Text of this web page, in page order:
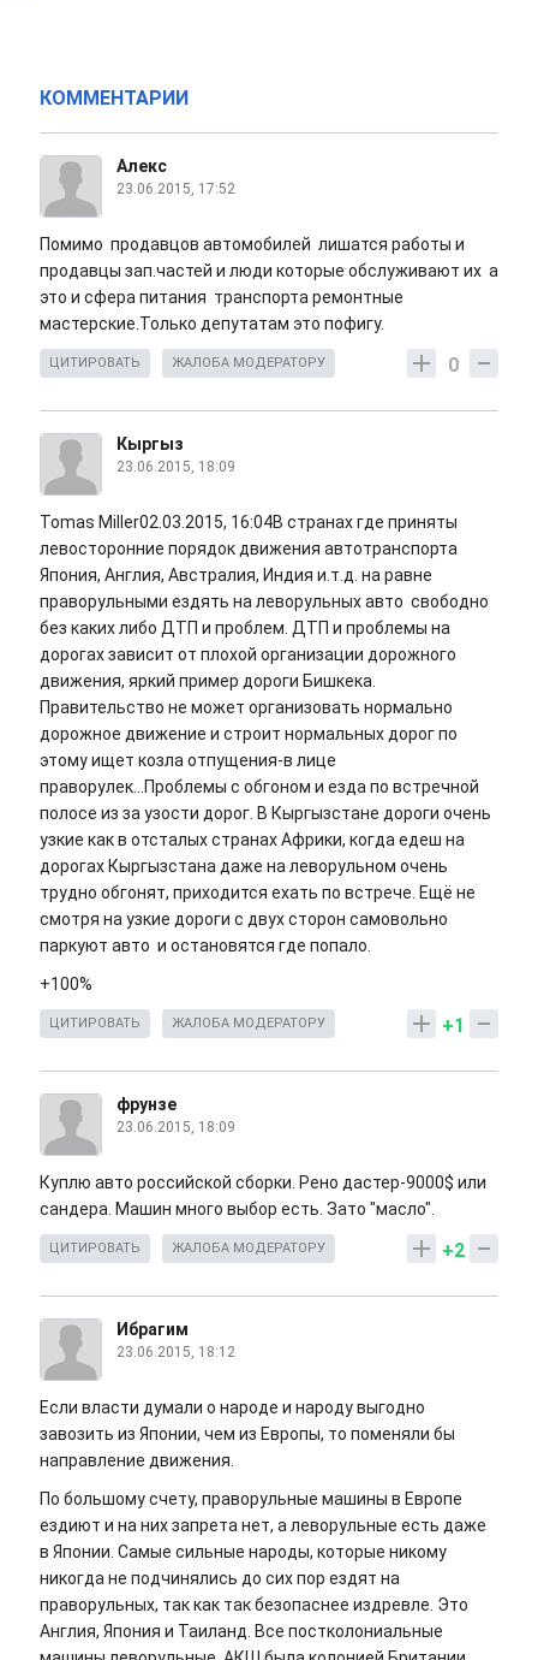
КОММЕНТАРИИ
Алекс
23.06.2015, 17:52
Помимо продавцов автомобилей лишатся работы и
продавцы зап.частей и люди которые обслуживают их а
это и сфера питания транспорта ремонтные
мастерские.Только депутатам это пофигу.
0
ЦИТИРОВАТЬ ЖАЛОБА МОДЕРАТОРУ
Кыргыз
23.06.2015, 18:09
Tomas Miller02.03.2015, 16:04В странах где приняты
левосторонние порядок движения автотранспорта
Япония, Англия, Австралия, Индия и.т.д. на равне
праворульными ездять на леворульных авто свободно
без каких либо ДТП и проблем. ДТП и проблемы на
дорогах зависит от плохой организации дорожного
движения, яркий пример дороги Бишкека.
Правительство не может организовать нормально
дорожное движение и строит нормальных дорог по
этому ищет козла отпущения-в лице
праворулек...Проблемы с обгоном и езда по встречной
полосе из за узости дорог. В Кыргызстане дороги очень
узкие как в отсталых странах Африки, когда едеш на
дорогах Кыргызстана даже на леворульном очень
трудно обгонят, приходится ехать по встрече. Ещё не
смотря на узкие дороги с двух сторон самовольно
паркуют авто и остановятся где попало.
+100%
+1
ЦИТИРОВАТЬ ЖАЛОБА МОДЕРАТОРУ
фрунзе
23.06.2015, 18:09
Куплю авто российской сборки. Рено дастер-9000$ или
сандера. Машин много выбор есть. Зато "масло".
+2
ЦИТИРОВАТЬ ЖАЛОБА МОДЕРАТОРУ
Ибрагим
23.06.2015, 18:12
Если власти думали о народе и народу выгодно
завозить из Японии, чем из Европы, то поменяли бы
направление движения.
По большому счету, праворульные машины в Европе
ездиют и на них запрета нет, а леворульные есть даже
в Японии. Самые сильные народы, которые никому
никогда не подчинялись до сих пор ездят на
праворульных, так как так безопаснее издревле. Это
Англия, Япония и Таиланд. Все постколониальные